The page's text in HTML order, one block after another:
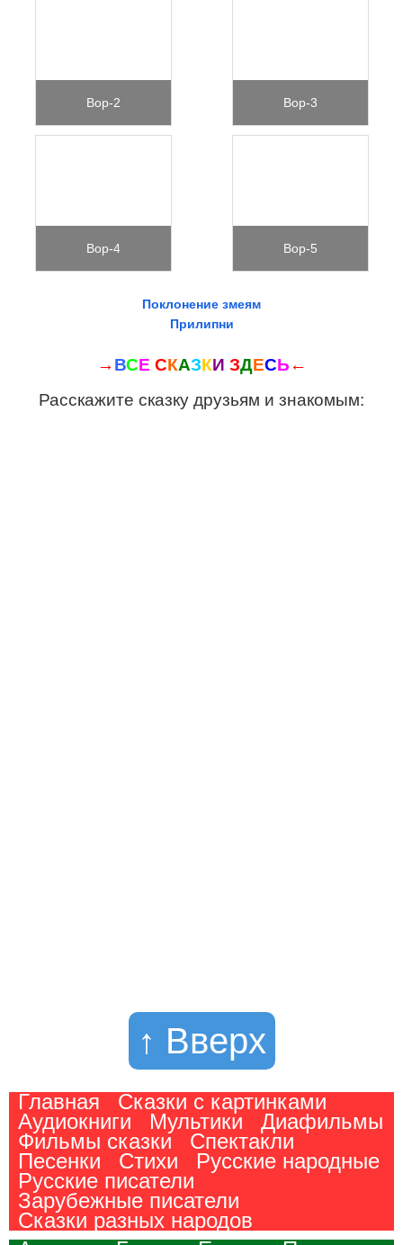
Вор-2 Вор-3
Вор-4 Вор-5
Поклонение змеям
Прилипни
→ ВСЕ СКАЗКИ ЗДЕСЬ ←
Расскажите сказку друзьям и знакомым:
↑ Вверх
Главная
Сказки с картинками
Аудиокниги
Мультики
Диафильмы
Фильмы сказки
Спектакли
Песенки
Стихи
Русские народные
Русские писатели
Зарубежные писатели
Сказки разных народов